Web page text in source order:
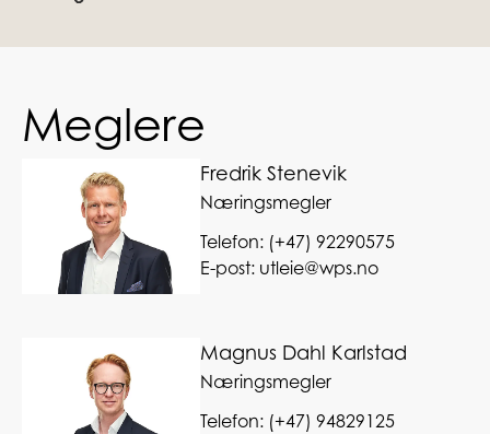
Meglere
Fredrik Stenevik
Næringsmegler
Telefon: (+47) 92290575
E-post: utleie@wps.no
Magnus Dahl Karlstad
Næringsmegler
Telefon: (+47) 94829125